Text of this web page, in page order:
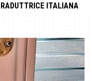
ITALIANA